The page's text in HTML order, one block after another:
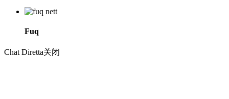
Fuq
Chat Diretta关闭